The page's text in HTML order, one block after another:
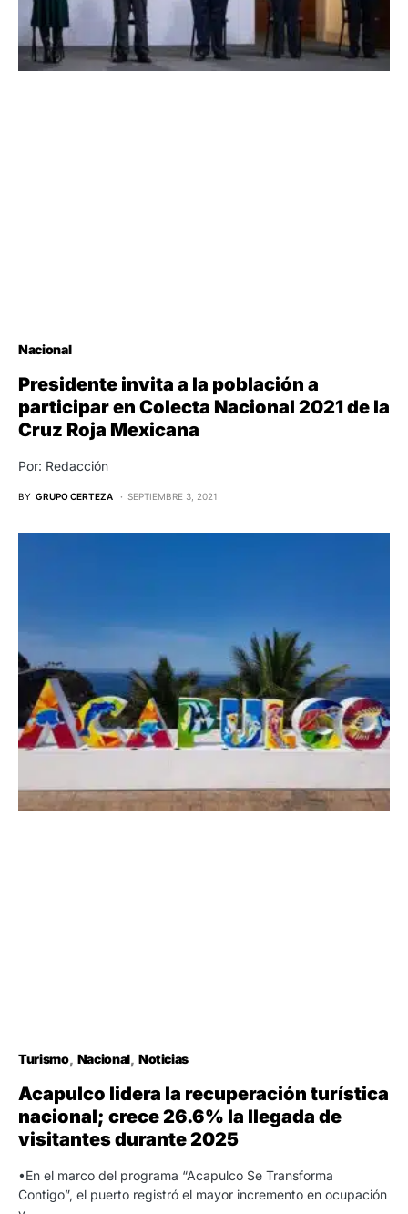
Nacional
Presidente invita a la población a
participar en Colecta Nacional 2021 de la
Cruz Roja Mexicana
Por: Redacción
BY GRUPO CERTEZA SEPTIEMBRE 3, 2021
Turismo Nacional Noticias
Acapulco lidera la recuperación turística
nacional; crece 26.6% la llegada de
visitantes durante 2025
•En el marco del programa “Acapulco Se Transforma
Contigo”, el puerto registró el mayor incremento en ocupación